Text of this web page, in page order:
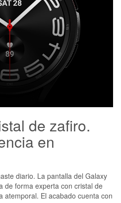
de zafiro.
en
diario. La pantalla del Galaxy
de forma experta con cristal de
atemporal. El acabado cuenta con